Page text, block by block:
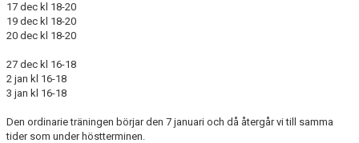
17 dec kl 18-20
19 dec kl 18-20
20 dec kl 18-20
27 dec kl 16-18
2 jan kl 16-18
3 jan kl 16-18
Den ordinarie träningen börjar den 7 januari och då återgår vi till samma
tider som under höstterminen.